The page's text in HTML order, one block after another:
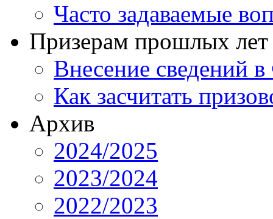
Часто задаваемые
Призерам прошлых лет
Внесение
Как засчитать
Архив
2024/2025
2023/2024
2022/2023